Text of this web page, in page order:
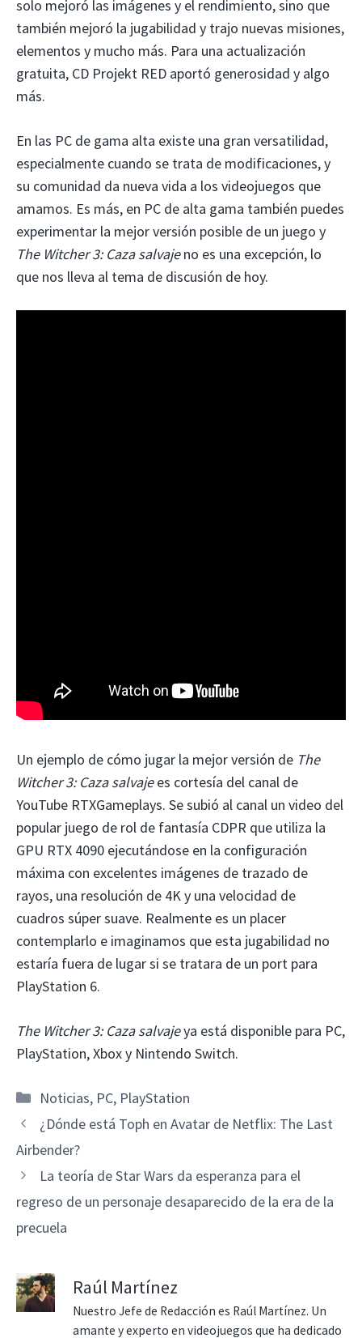
solo mejoró las imágenes y el rendimiento, sino que
también mejoró la jugabilidad y trajo nuevas misiones,
elementos y mucho más. Para una actualización
gratuita, CD Projekt RED aportó generosidad y algo
más.
En las PC de gama alta existe una gran versatilidad,
especialmente cuando se trata de modificaciones, y
su comunidad da nueva vida a los videojuegos que
amamos. Es más, en PC de alta gama también puedes
experimentar la mejor versión posible de un juego y
The Witcher 3: Caza salvajeno es una excepción, lo
que nos lleva al tema de discusión de hoy.
Un ejemplo de cómo jugar la mejor versión de The
Witcher 3: Caza salvajees cortesía del canal de
YouTube RTXGameplays. Se subió al canal un video del
popular juego de rol de fantasía CDPR que utiliza la
GPU RTX 4090 ejecutándose en la configuración
máxima con excelentes imágenes de trazado de
rayos, una resolución de 4K y una velocidad de
cuadros súper suave. Realmente es un placer
contemplarlo e imaginamos que esta jugabilidad no
estaría fuera de lugar si se tratara de un port para
PlayStation 6.
The Witcher 3: Caza salvajeya está disponible para PC,
PlayStation, Xbox y Nintendo Switch.
Categorías
Noticias, PC, PlayStation
¿Dónde está Toph en Avatar de Netflix: The Last
Airbender?
La teoría de Star Wars da esperanza para el
regreso de un personaje desaparecido de la era de la
precuela
Raúl Martínez
Nuestro Jefe de Redacción es Raúl Martínez. Un
amante y experto en videojuegos que ha dedicado